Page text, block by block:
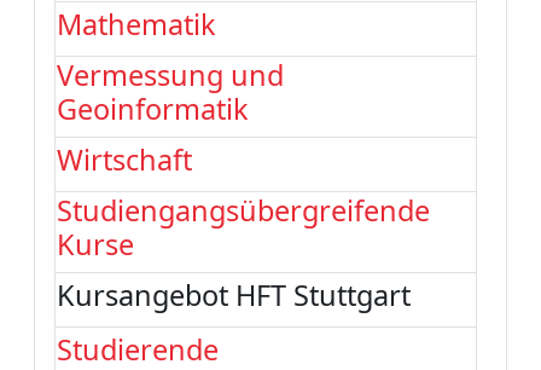
Mathematik
Vermessung und
Geoinformatik
Wirtschaft
Studiengangsübergreifende
Kurse
Kursangebot HFT Stuttgart
Studierende